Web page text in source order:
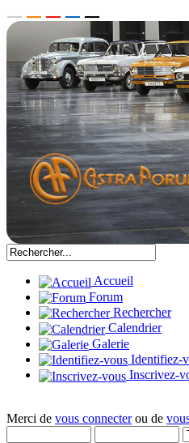
Accueil
Forum
Rechercher
Calendrier
Galerie
Identifiez-
Inscrivez-
Merci de vous connecterou de